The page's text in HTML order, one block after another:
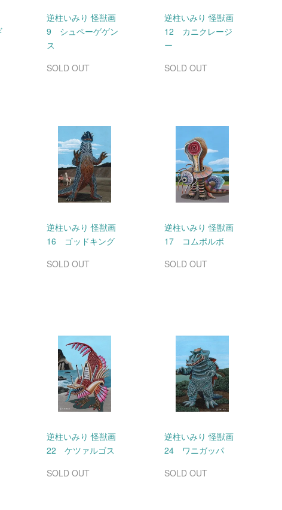
逆柱いみり 怪獣画
9 シュペーゲゲン
ス
SOLD OUT
逆柱いみり 怪獣画
12 カニクレージ
ー
SOLD OUT
逆柱いみり 怪獣画
16 ゴッドキング
SOLD OUT
逆柱いみり 怪獣画
17 コムポルボ
SOLD OUT
逆柱いみり 怪獣画
22 ケツァルゴス
SOLD OUT
逆柱いみり 怪獣画
24 ワニガッパ
SOLD OUT